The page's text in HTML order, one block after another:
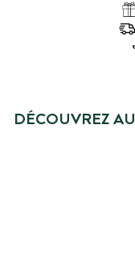
DÉCOUVREZ